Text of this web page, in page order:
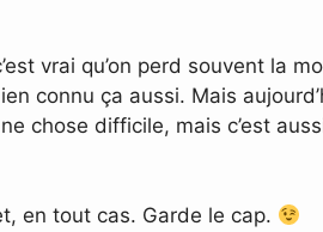
vrai qu’on perd souvent la
connu ça aussi. Mais
chose difficile, mais c’est
en tout cas. Garde le cap.